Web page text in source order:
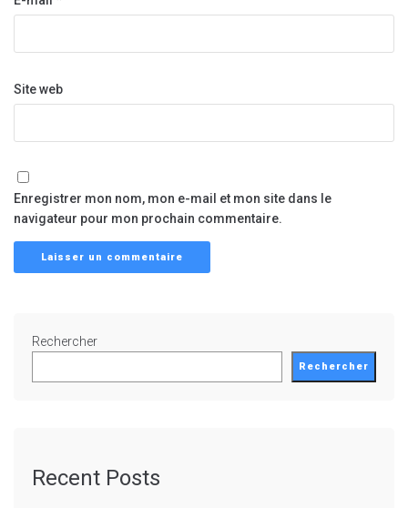
Site web
Enregistrer mon nom, mon e-mail et mon site dans le
navigateur pour mon prochain commentaire.
Rechercher
Rechercher
Recent Posts